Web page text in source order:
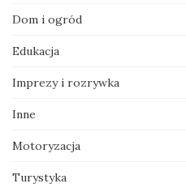
Dom i ogród
Edukacja
Imprezy i rozrywka
Inne
Motoryzacja
Turystyka